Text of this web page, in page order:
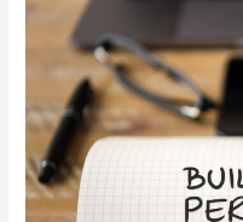
Personal
Branding
Agentes
Autônomos
de
Investimentos:
Como
Construir